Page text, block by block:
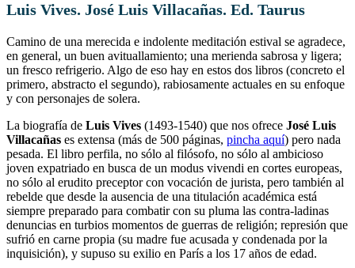
Luis Vives. José Luis Villacañas. Ed. Taurus
Camino de una merecida e indolente meditación estival se agradece,
en general, un buen avituallamiento; una merienda sabrosa y ligera;
un fresco refrigerio. Algo de eso hay en estos dos libros (concreto el
primero, abstracto el segundo), rabiosamente actuales en su enfoque
y con personajes de solera.
La biografía de Luis Vives (1493-1540) que nos ofrece José Luis
Villacañas es extensa (más de 500 páginas, pincha aquí) pero nada
pesada. El libro perfila, no sólo al filósofo, no sólo al ambicioso
joven expatriado en busca de un modus vivendi en cortes europeas,
no sólo al erudito preceptor con vocación de jurista, pero también al
rebelde que desde la ausencia de una titulación académica está
siempre preparado para combatir con su pluma las contra-ladinas
denuncias en turbios momentos de guerras de religión; represión que
sufrió en carne propia (su madre fue acusada y condenada por la
inquisición), y supuso su exilio en París a los 17 años de edad.